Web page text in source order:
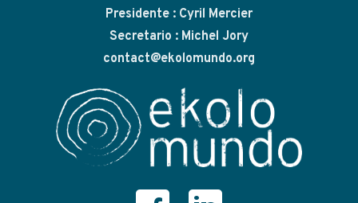
Presidente : Cyril Mercier
Secretario : Michel Jory
contact@ekolomundo.org